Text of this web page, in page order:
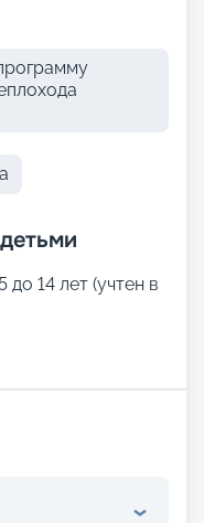
14 лет (учтен в